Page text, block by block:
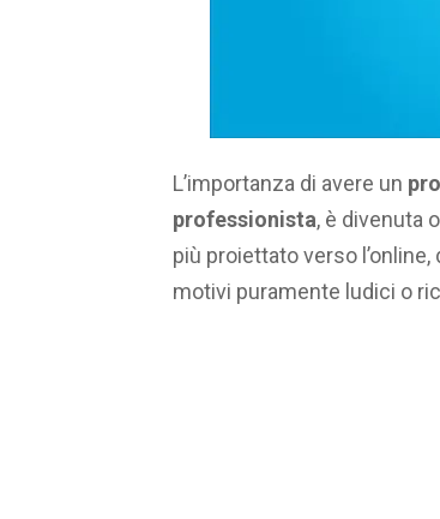
L’importanza di avere un
professionista, è divenuta
più proiettato verso
motivi puramente ludici o